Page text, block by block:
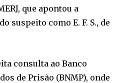
que apontou a
suspeito como E. F. S., de
consulta ao Banco
de Prisão (BNMP), onde